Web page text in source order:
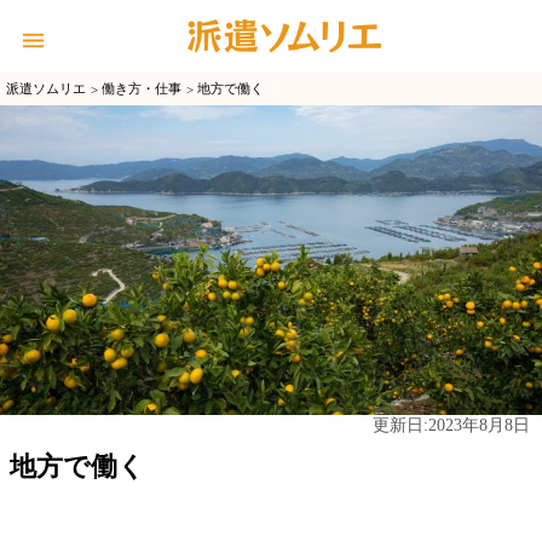
派遣ソムリエ 働き方・仕事 地方で働く
更新日:2023年8月8日
地方で働く